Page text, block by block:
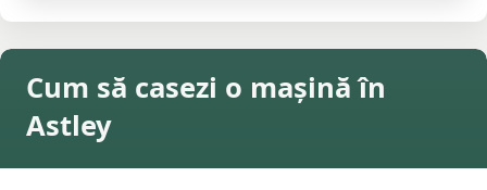
Cum să casezi o mașină în
Astley